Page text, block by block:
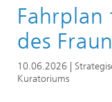
des
10.06.2026 |
Kuratoriums